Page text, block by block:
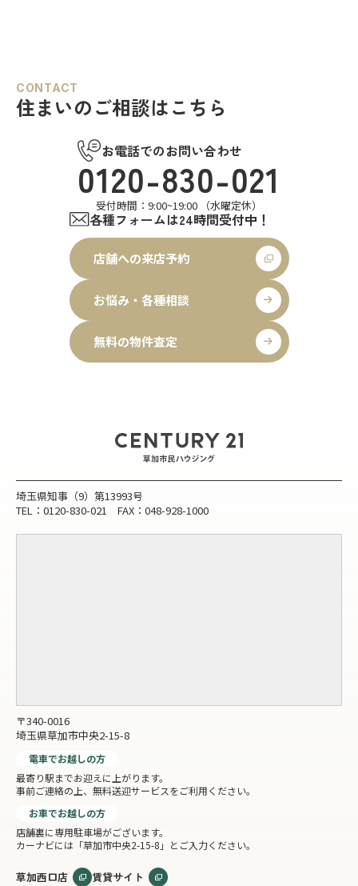
CONTACT
住まいのご相談はこちら
お電話でのお問い合わせ
0120-830-021
受付時間：9:00~19:00 （水曜定休）
各種フォームは24時間受付中！
店舗への来店予約
お悩み・各種相談
無料の物件査定
埼玉県知事（9）第13993号
TEL：0120-830-021 FAX：048-928-1000
〒340-0016
埼玉県草加市中央2-15-8
電車でお越しの方
最寄り駅までお迎えに上がります。
事前ご連絡の上、無料送迎サービスをご利用ください。
お車でお越しの方
店舗裏に専用駐車場がございます。
カーナビには「草加市中央2-15-8」とご入力ください。
草加西口店 賃貸サイト